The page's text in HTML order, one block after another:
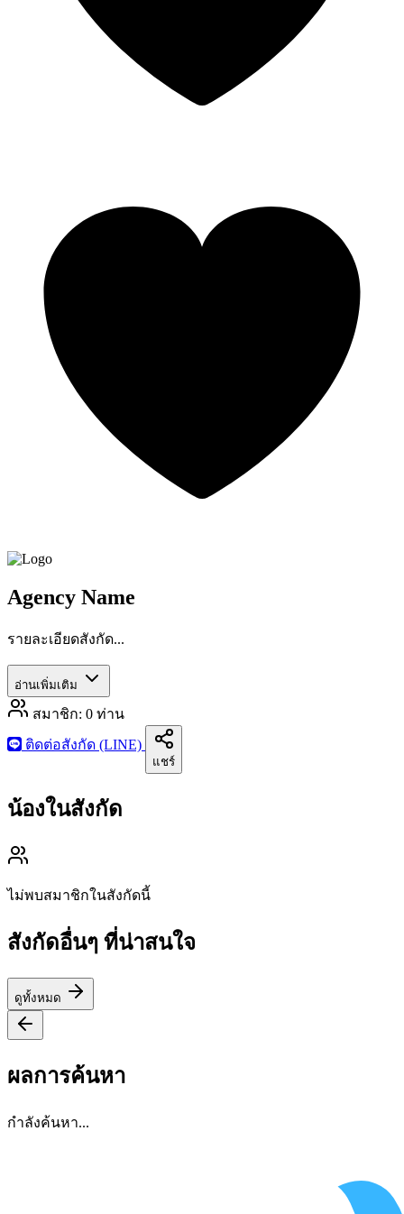
Agency Name
รายละเอียดสังกัด...
อ่านเพิ่มเติม
สมาชิก: 0 ท่าน
ติดต่อสังกัด (LINE)
แชร์
น้องในสังกัด
ไม่พบสมาชิกในสังกัดนี้
สังกัดอื่นๆ ที่น่าสนใจ
ดูทั้งหมด
ผลการค้นหา
กำลังค้นหา...